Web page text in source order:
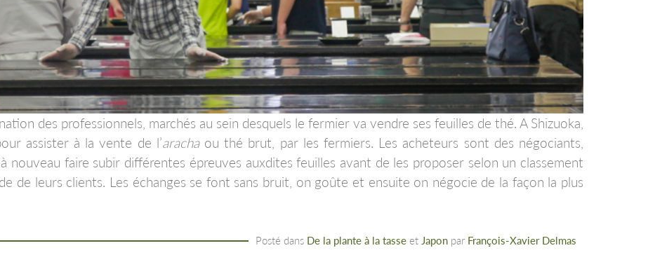
des professionnels, marchés au sein desquels le fermier va vendre ses feuilles de thé. A Shizuoka,
assister à la vente de l’arachaou thé brut, par les fermiers. Les acheteurs sont des négociants,
nouveau faire subir différentes épreuves auxdites feuilles avant de les proposer selon un classement
de leurs clients. Les échanges se font sans bruit, on goûte et ensuite on négocie de la façon la plus
Posté dans De la plante à la tasse et Japon par François-Xavier Delmas